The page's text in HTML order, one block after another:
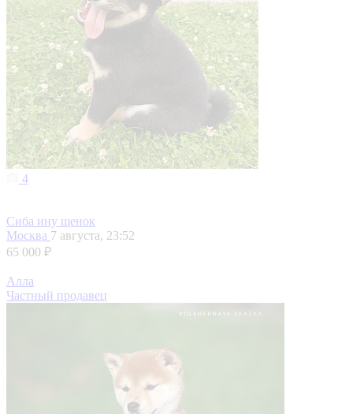
4
Сиба ину щенок
Москва 7 августа, 23:52
65 000 ₽
Алла
Частный продавец